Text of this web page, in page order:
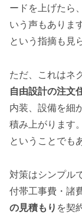
ードを上げたら
いう声もありま
という指摘も見
ただ、これはネ
自由設計の注文
内装、設備を細
積み上がります
ということでも
対策はシンプル
付帯工事費・諸
の見積もり を契